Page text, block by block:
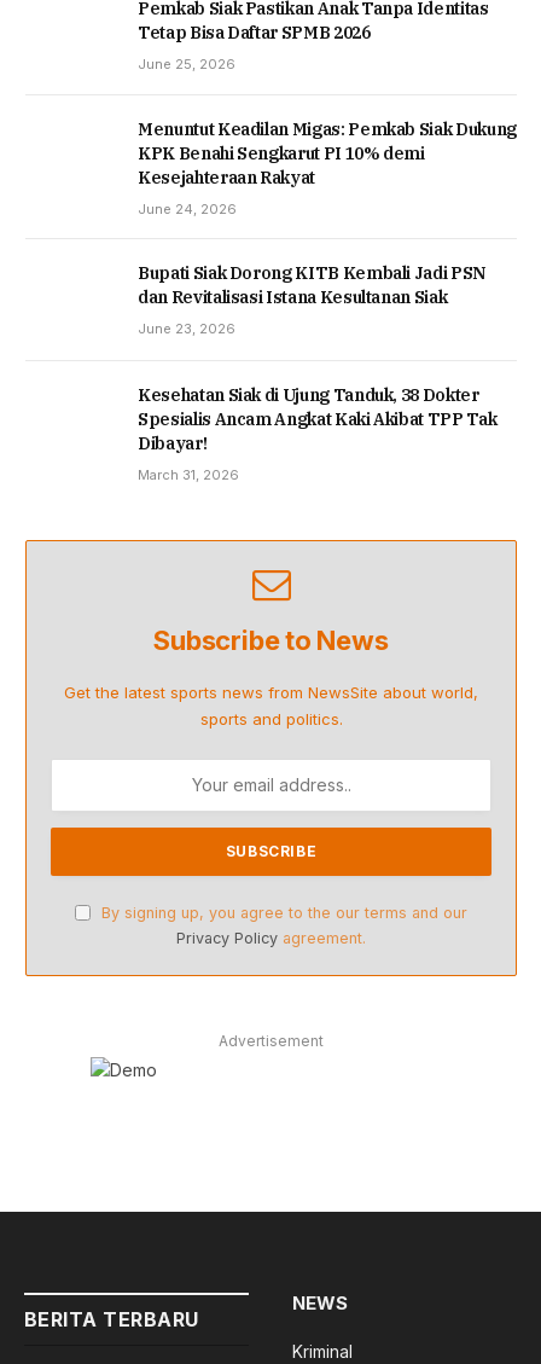
Pemkab Siak Pastikan Anak Tanpa Identitas
Tetap Bisa Daftar SPMB 2026
June 25, 2026
Menuntut Keadilan Migas: Pemkab Siak Dukung
KPK Benahi Sengkarut PI 10% demi
Kesejahteraan Rakyat
June 24, 2026
Bupati Siak Dorong KITB Kembali Jadi PSN
dan Revitalisasi Istana Kesultanan Siak
June 23, 2026
Kesehatan Siak di Ujung Tanduk, 38 Dokter
Spesialis Ancam Angkat Kaki Akibat TPP Tak
Dibayar!
March 31, 2026
Subscribe to News
Get the latest sports news from NewsSite about world,
sports and politics.
By signing up, you agree to the our terms and our
Privacy Policy agreement.
Advertisement
BERITA TERBARU
NEWS
Kriminal